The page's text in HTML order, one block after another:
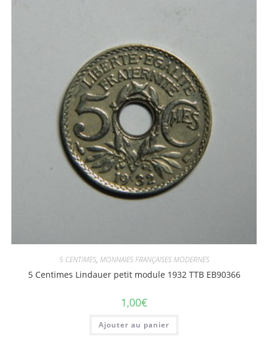
5 CENTIMES, MONNAIES FRANÇAISES MODERNES
5 Centimes Lindauer petit module 1932 TTB EB90366
1,00€
Ajouter au panier